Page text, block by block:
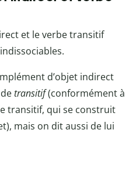
et le verbe transitif
d’objet indirect
transitif(conformément à
transitif, qui se construit
mais on dit aussi de lui